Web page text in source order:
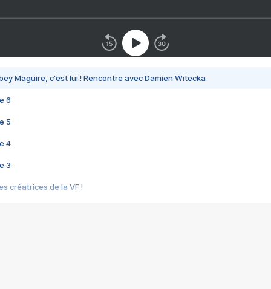
Maguire, c'est lui ! Rencontre avec Damien Witecka
6
5
4
3
créatrices de la VF !